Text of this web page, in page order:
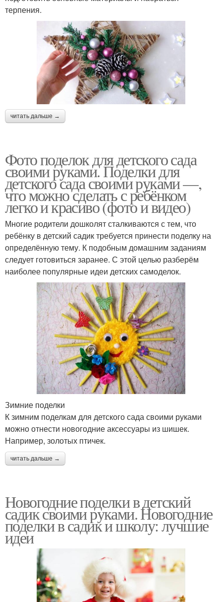
терпения.
читать дальше →
Фото поделок для детского сада
своими руками. Поделки для
детского сада своими руками —,
что можно сделать с ребёнком
легко и красиво (фото и видео)
Многие родители дошколят сталкиваются с тем, что
ребёнку в детский садик требуется принести поделку на
определённую тему. К подобным домашним заданиям
следует готовиться заранее. С этой целью разберём
наиболее популярные идеи детских самоделок.
Зимние поделки
К зимним поделкам для детского сада своими руками
можно отнести новогодние аксессуары из шишек.
Например, золотых птичек.
читать дальше →
Новогодние поделки в детский
садик своими руками. Новогодние
поделки в садик и школу: лучшие
идеи